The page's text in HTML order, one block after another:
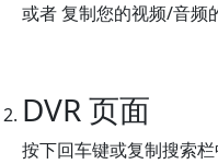
或者 复制您的视频/音频
DVR 页面
按下回车键或复制搜索